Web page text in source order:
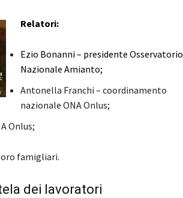
Relatori:
Ezio Bonanni – presidente Osservatorio
Nazionale Amianto;
Antonella Franchi – coordinamento
nazionale ONA Onlus;
Onlus;
famigliari.
dei lavoratori